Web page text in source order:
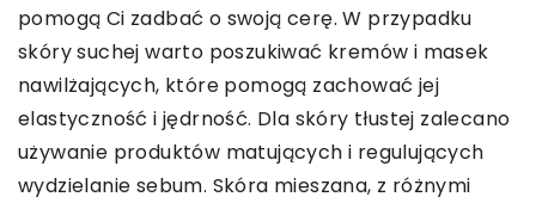
pomogą Ci zadbać o swoją cerę. W przypadku
skóry suchej warto poszukiwać kremów i masek
nawilżających, które pomogą zachować jej
elastyczność i jędrność. Dla skóry tłustej zalecano
używanie produktów matujących i regulujących
wydzielanie sebum. Skóra mieszana, z różnymi